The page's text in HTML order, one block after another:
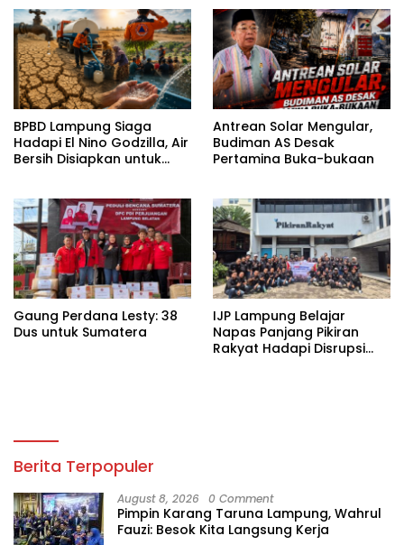
BPBD Lampung Siaga
Hadapi El Nino Godzilla, Air
Bersih Disiapkan untuk
Antrean Solar Mengular,
Budiman AS Desak
Pertamina Buka-bukaan
Gaung Perdana Lesty: 38
Dus untuk Sumatera
IJP Lampung Belajar
Napas Panjang Pikiran
Rakyat Hadapi Disrupsi
Berita Terpopuler
August 8, 2026 0 Comment
Pimpin Karang Taruna Lampung, Wahrul
Fauzi: Besok Kita Langsung Kerja